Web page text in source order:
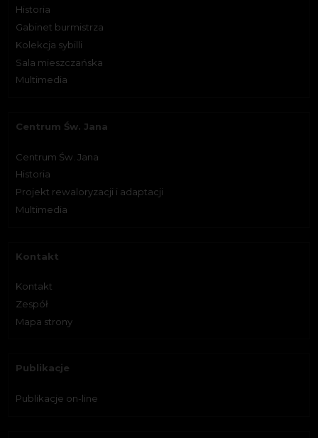
Historia
Gabinet burmistrza
Kolekcja sybilli
Sala mieszczańska
Multimedia
Centrum Św. Jana
Centrum Św. Jana
Historia
Projekt rewaloryzacji i adaptacji
Multimedia
Kontakt
Kontakt
Zespół
Mapa strony
Publikacje
Publikacje on-line